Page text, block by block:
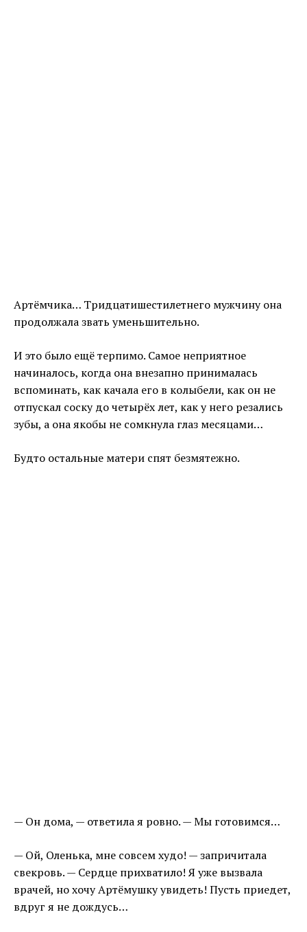
Артёмчика… Тридцатишестилетнего мужчину она
продолжала звать уменьшительно.
И это было ещё терпимо. Самое неприятное
начиналось, когда она внезапно принималась
вспоминать, как качала его в колыбели, как он не
отпускал соску до четырёх лет, как у него резались
зубы, а она якобы не сомкнула глаз месяцами…
Будто остальные матери спят безмятежно.
— Он дома, — ответила я ровно. — Мы готовимся…
— Ой, Оленька, мне совсем худо! — запричитала
свекровь. — Сердце прихватило! Я уже вызвала
врачей, но хочу Артёмушку увидеть! Пусть приедет,
вдруг я не дождусь…